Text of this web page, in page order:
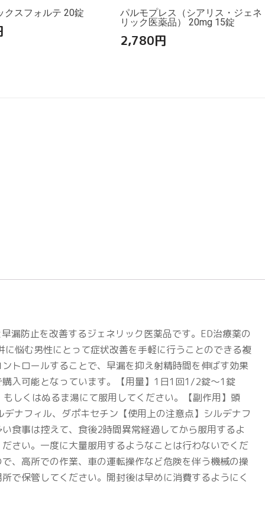
クスフォルテ 20錠
パルモプレス（シアリス・ジェネ
リック医薬品） 20mg 15錠
2,780円
漏防止を改善するジェネリック医薬品です。ED治療薬の
悩む男性にとって症状改善を手軽に行うことのできる複
トロールすることで、早漏を抑え射精時間を伸ばす効果
入可能となっています。【用量】1日1回1/2錠〜1錠
しくはぬるま湯にて服用してください。【副作用】頭
ナフィル、ダポキセチン【使用上の注意点】シルデナフ
食事は控えて、食後2時間異常経過してから服用するよ
さい。一度に大量服用するようなことは行わないでくだ
、高所での作業、車の運転操作など危険を伴う機械の操
で保管してください。開封後は早めに消費するようにく